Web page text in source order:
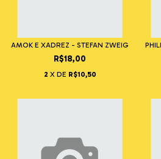
AMOK E XADREZ - STEFAN ZWEIG
R$18,00
2 X DE R$10,50